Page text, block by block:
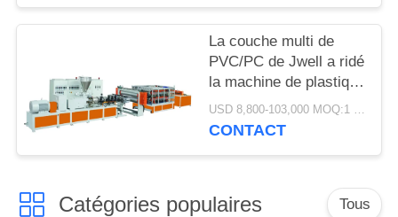
La couche multi de
PVC/PC de Jwell a ridé
la machine de plastique
d'isolation thermique de
tuile de toit
USD 8,800-103,000 MOQ:1 jeu
CONTACT
Catégories populaires Tous